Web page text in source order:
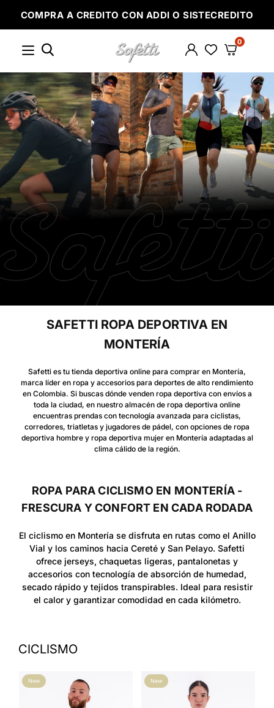
directamente
al
COMPRA A CREDITO CON ADDI O SISTECREDITO
SAFETTI
0
SAFETTI ROPA DEPORTIVA EN
MONTERÍA
Safetti es tu tienda deportiva online para comprar en Montería,
marca líder en ropa y accesorios para deportes de alto rendimiento
en Colombia. Si buscas dónde venden ropa deportiva con envíos a
toda la ciudad, en nuestro almacén de ropa deportiva online
encuentras prendas con tecnología avanzada para ciclistas,
corredores, triatletas y jugadores de pádel, con opciones de ropa
deportiva hombre y ropa deportiva mujer en Montería adaptadas al
clima cálido de la región.
ROPA PARA CICLISMO EN MONTERÍA -
FRESCURA Y CONFORT EN CADA RODADA
El ciclismo en Montería se disfruta en rutas como el Anillo
Vial y los caminos hacia Cereté y San Pelayo. Safetti
ofrece jerseys, chaquetas ligeras, pantalonetas y
accesorios con tecnología de absorción de humedad,
secado rápido y tejidos transpirables. Ideal para resistir
el calor y garantizar comodidad en cada kilómetro.
CICLISMO
New New